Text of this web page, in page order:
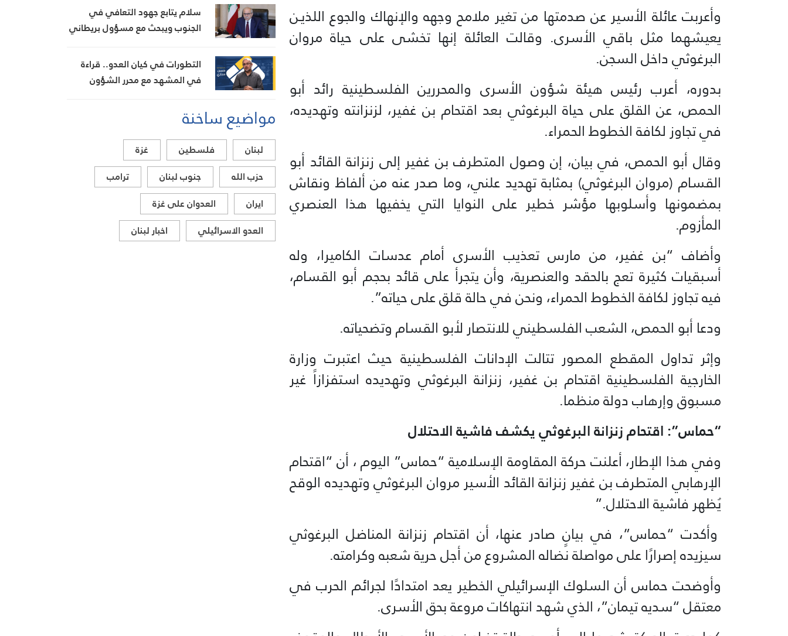
وأعربت عائلة الأسير عن صدمتها من تغير ملامح وجهه والإنهاك والجوع اللذيـن
يعيشهما مثل باقي الأسرى. وقالت العائلة إنها تخشى على حياة مروان
البرغوثي داخل السجن.
بدوره، أعرب رئيس هيئة شؤون الأسرى والمحررين الفلسطينية رائد أبو
الحمص، عن القلق على حياة البرغوثي بعد اقتحام بن غفير، لزنزانته وتهديده،
في تجاوز لكافة الخطوط الحمراء.
وقال أبو الحمص، في بيان، إن وصول المتطرف بن غفير إلى زنزانة القائد أبو
القسام (مروان البرغوثي) بمثابة تهديد علني، وما صدر عنه من ألفاظ ونقاش
بمضمونها وأسلوبها مؤشر خطير على النوايا التي يخفيها هذا العنصري
المأزوم.
وأضاف “بن غفير، من مارس تعذيب الأسرى أمام عدسات الكاميرا، وله
أسبقيات كثيرة تعج بالحقد والعنصرية، وأن يتجرأ على قائد بحجم أبو القسام،
فيه تجاوز لكافة الخطوط الحمراء، ونحن في حالة قلق على حياته”.
ودعا أبو الحمص، الشعب الفلسطيني للانتصار لأبو القسام وتضحياته.
وإثر تداول المقطع المصور تتالت الإدانات الفلسطينية حيث اعتبرت وزارة
الخارجية الفلسطينية اقتحام بن غفير، زنزانة البرغوثي وتهديده استفزازاً غير
مسبوق وإرهاب دولة منظما.
“حماس”: اقتحام زنزانة البرغوثي يكشف فاشية الاحتلال
وفي هذا الإطار، أعلنت حركة المقاومة الإسلامية “حماس” اليوم ، أن “اقتحام
الإرهابي المتطرف بن غفير زنزانة القائد الأسير مروان البرغوثي وتهديده الوقح
يُظهر فاشية الاحتلال.”
وأكدت “حماس”، في بيانٍ صادر عنها، أن اقتحام زنزانة المناضل البرغوثي
سيزيده إصرارًا على مواصلة نضاله المشروع من أجل حرية شعبه وكرامته.
وأوضحت حماس أن السلوك الإسرائيلي الخطير يعد امتدادًا لجرائم الحرب في
معتقل “سديه تيمان”، الذي شهد انتهاكات مروعة بحق الأسرى.
سلام يتابع جهود التعافي في
الجنوب ويبحث مع مسؤول بريطاني
التطورات في كيان العدو.. قراءة
في المشهد مع محرر الشؤون
مواضيع ساخنة
لبنان فلسطين
غزة
حزب الله
جنوب لبنان
ترامب
ايران
العدوان على غزة
العدو الاسرائيلي
اخبار لبنان